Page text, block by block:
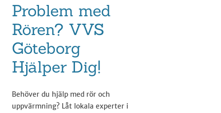
Problem med
Rören? VVS
Göteborg
Hjälper Dig!
Behöver du hjälp med rör och
uppvärmning? Låt lokala experter i